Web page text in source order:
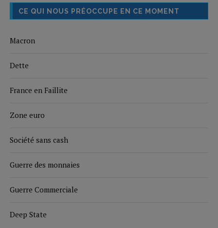
CE QUI NOUS PRÉOCCUPE EN CE MOMENT
Macron
Dette
France en Faillite
Zone euro
Société sans cash
Guerre des monnaies
Guerre Commerciale
Deep State